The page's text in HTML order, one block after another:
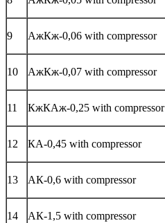
9 АжКж-0,06 with compressor
10 АжКж-0,07 with compressor
11 КжКАж-0,25 with compressor
12 КА-0,45 with compressor
13 АК-0,6 with compressor
14 АК-1,5 with compressor